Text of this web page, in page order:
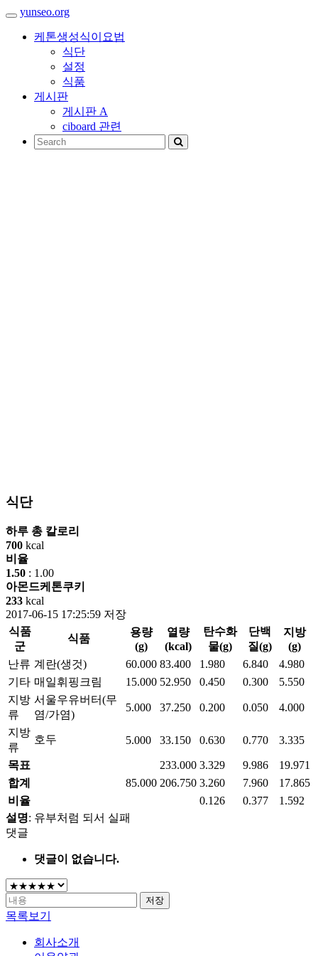
yunseo.org
케톤생성식이요법
식단
설정
식품
게시판
게시판 A
ciboard 관련
식단
하루 총 칼로리
700 kcal
비율
1.50 : 1.00
아몬드케톤쿠키
233 kcal
2017-06-15 17:25:59 저장
식품
군
식품
용량
(g)
열량
(kcal)
탄수화
물(g)
단백
질(g)
지방
(g)
난류 계란(생것) 60.000 83.400 1.980 6.840
4.980
기타 매일휘핑크림 15.000 52.950 0.450 0.300
5.550
지방
류
서울우유버터(무
염/가염)
5.000 37.250 0.200 0.050 4.000
지방
류
호두 5.000 33.150 0.630 0.770 3.335
목표 233.000 3.329 9.986
19.971
합계
85.000 206.750 3.260 7.960
17.865
비율
0.126 0.377
1.592
설명: 유부처럼 되서 실패
댓글
댓글이 없습니다.
저장
목록보기
회사소개